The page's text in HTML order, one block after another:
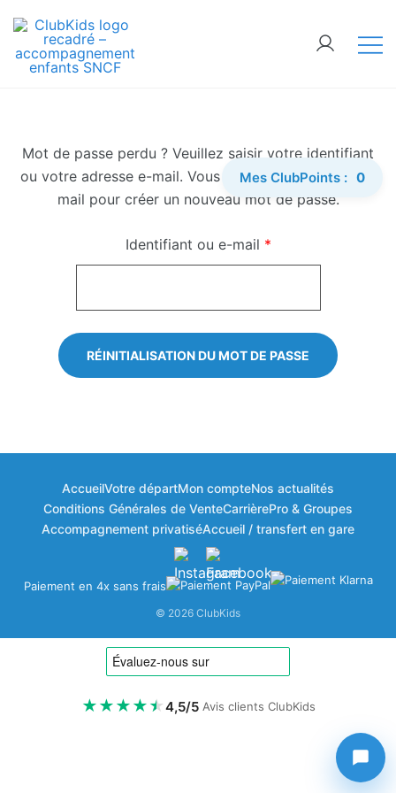
content
Mot de passe perdu ? Veuillez saisir votre identifiant
ou votre adresse e-mail. Vous recevrez un lien par e-
mail pour créer un nouveau mot de passe.
Identifiant ou e-mail *Obligatoire
RÉINITIALISATION DU MOT DE PASSE
Mes ClubPoints : 0
🚨 Nos accompagnements sont pris d’assaut.
Réservez dès maintenant !
🎁
Bonjour à vous ! 👋
Bienvenue dans votre espace fidélité
ClubKids
×
ClubPoints
Gagner des points
AccueilVotre départMon compteNos actualités
Conditions Générales de VenteCarrièrePro & Groupes
Accompagnement privatiséAccueil / transfert en gare
Paiement en 4x sans frais
© 2026 ClubKids
★★★★★4,5/5 Avis clients ClubKids